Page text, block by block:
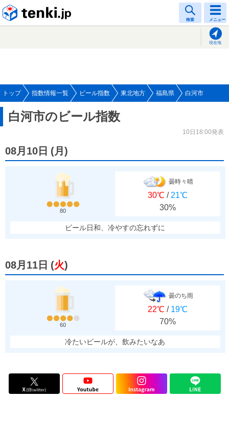
検索 メニュー
現在地
トップ 指数情報一覧 ビール指数 東北地方 福島県 白河市
白河市のビール指数
10日18:00発表
08月10日 (月 )
80
曇時々晴
30℃ / 21℃
30%
ビール日和、冷やすの忘れずに
08月11日 (火)
60
曇のち雨
22℃ / 19℃
70%
冷たいビールが、飲みたいなあ